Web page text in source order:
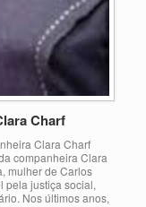
Charf
Clara Charf
companheira Clara
mulher de Carlos
pela justiça social,
Nos últimos anos,